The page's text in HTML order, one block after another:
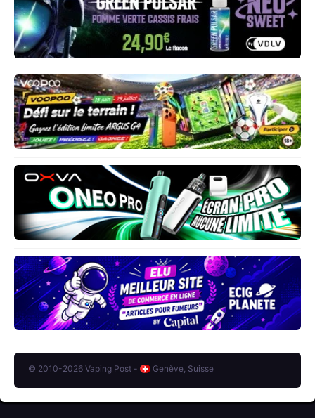
© 2010-2026 Vaping Post - Genève, Suisse